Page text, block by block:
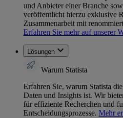
und Anbieter einer Branche
veröffentlicht hierzu exklusive
Zusammenarbeit mit
Erfahren Sie mehr auf unserer
Lösungen
Warum Statista
Erfahren Sie, warum Statista
Daten und Insights ist. Wir
für effiziente Recherchen und
Entscheidungsprozesse. Mehr